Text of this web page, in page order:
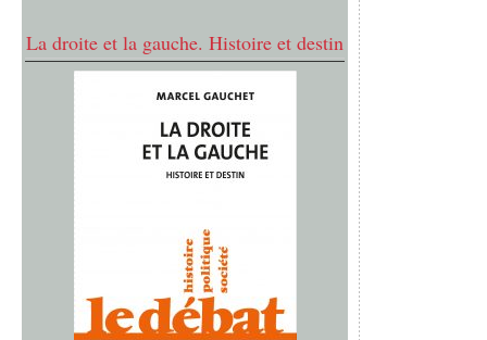
La droite et la gauche. Histoire et destin